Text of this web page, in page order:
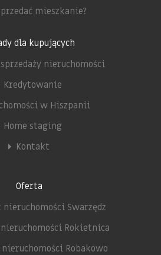
mieszkanie?
dla kupujących
nieruchomości
Kredytowanie
w Hiszpanii
Home staging
Kontakt
Oferta
nieruchomości Swarzędz
Rokietnica
Robakowo